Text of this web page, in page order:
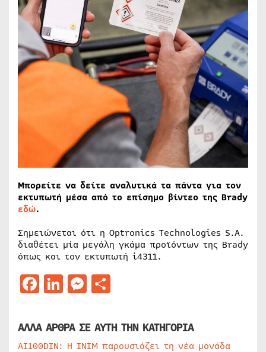
Μπορείτε να δείτε αναλυτικά τα πάντα για τον
εκτυπωτή μέσα από το επίσημο βίντεο της Brady
εδώ.
Σημειώνεται ότι η Optronics Technologies S.A.
διαθέτει μία μεγάλη γκάμα προϊόντων της Brady
όπως και τον εκτυπωτή i4311.
Facebook
LinkedIn
Messenger
ΑΛΛΑ ΑΡΘΡΑ ΣΕ ΑΥΤΗ ΤΗΝ ΚΑΤΗΓΟΡΙΑ
AI100DIN: Η INIM παρουσιάζει τη νέα μονάδα